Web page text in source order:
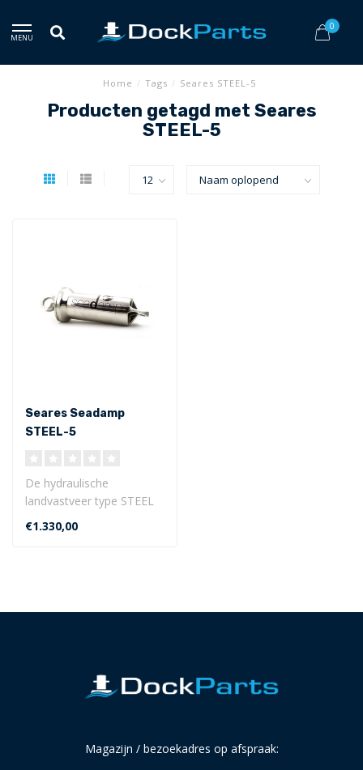
MENU
0
Home / Tags / Seares STEEL-5
Producten getagd met Seares
STEEL-5
Seares Seadamp
STEEL-5
De hydraulische
landvastveer type STEEL
is de innovatieve, stille en
duurzame sc..
€1.330,00
Magazijn / bezoekadres op afspraak: